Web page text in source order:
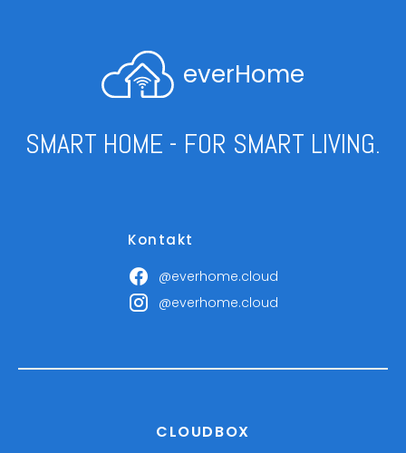
everHome
SMART HOME - FOR SMART LIVING.
Kontakt
@everhome.cloud
@everhome.cloud
CLOUDBOX